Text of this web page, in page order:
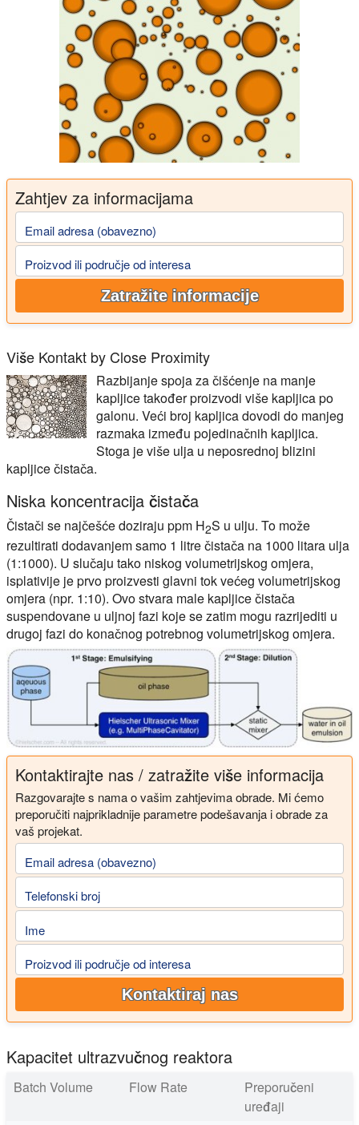
Zahtjev za informacijama
Email adresa (obavezno)
Proizvod ili područje od interesa
Zatražite informacije
Više Kontakt by Close Proximity
Razbijanje spoja za čišćenje na manje
kapljice također proizvodi više kapljica po
galonu. Veći broj kapljica dovodi do manjeg
razmaka između pojedinačnih kapljica.
Stoga je više ulja u neposrednoj blizini
kapljice čistača.
Niska koncentracija čistača
Čistači se najčešće doziraju ppm H2S u ulju. To može
rezultirati dodavanjem samo 1 litre čistača na 1000 litara ulja
(1:1000). U slučaju tako niskog volumetrijskog omjera,
isplativije je prvo proizvesti glavni tok većeg volumetrijskog
omjera (npr. 1:10). Ovo stvara male kapljice čistača
suspendovane u uljnoj fazi koje se zatim mogu razrijediti u
drugoj fazi do konačnog potrebnog volumetrijskog omjera.
Kontaktirajte nas / zatražite više informacija
Razgovarajte s nama o vašim zahtjevima obrade. Mi ćemo
preporučiti najprikladnije parametre podešavanja i obrade za
vaš projekat.
Email adresa (obavezno)
Telefonski broj
Ime
Proizvod ili područje od interesa
Kontaktiraj nas
Kapacitet ultrazvučnog reaktora
Batch Volume Flow Rate
Preporučeni
uređaji